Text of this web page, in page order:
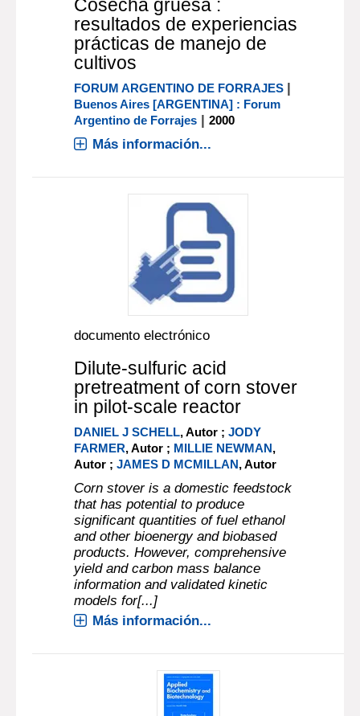
Cosecha gruesa :
resultados de experiencias
prácticas de manejo de
cultivos
FORUM ARGENTINO DE FORRAJES |
Buenos Aires [ARGENTINA] : Forum
Argentino de Forrajes |2000
Más información...
documento electrónico
Dilute-sulfuric acid
pretreatment of corn stover
in pilot-scale reactor
DANIEL J SCHELL, Autor ;JODY
FARMER, Autor ; MILLIE NEWMAN,
Autor ;JAMES D MCMILLAN, Autor
Corn stover is a domestic feedstock
that has potential to produce
significant quantities of fuel ethanol
and other bioenergy and biobased
products. However, comprehensive
yield and carbon mass balance
information and validated kinetic
models for[...]
Más información...